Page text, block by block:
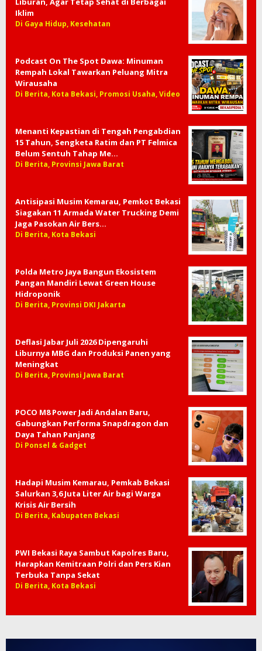
Iklim
Di Gaya Hidup, Kesehatan
Podcast On The Spot Dawa: Minuman
Rempah Lokal Tawarkan Peluang Mitra
Wirausaha
Di Berita, Kota Bekasi, Promosi Usaha, Video
Menanti Kepastian di Tengah Pengabdian
15 Tahun, Sengketa Ratim dan PT Felmica
Belum Sentuh Tahap Me…
Di Berita, Provinsi Jawa Barat
Antisipasi Musim Kemarau, Pemkot Bekasi
Siagakan 11 Armada Water Trucking Demi
Jaga Pasokan Air Bers…
Di Berita, Kota Bekasi
Polda Metro Jaya Bangun Ekosistem
Pangan Mandiri Lewat Green House
Hidroponik
Di Berita, Provinsi DKI Jakarta
Deflasi Jabar Juli 2026 Dipengaruhi
Liburnya MBG dan Produksi Panen yang
Meningkat
Di Berita, Provinsi Jawa Barat
POCO M8 Power Jadi Andalan Baru,
Gabungkan Performa Snapdragon dan
Daya Tahan Panjang
Di Ponsel & Gadget
Hadapi Musim Kemarau, Pemkab Bekasi
Salurkan 3,6 Juta Liter Air bagi Warga
Krisis Air Bersih
Di Berita, Kabupaten Bekasi
PWI Bekasi Raya Sambut Kapolres Baru,
Harapkan Kemitraan Polri dan Pers Kian
Terbuka Tanpa Sekat
Di Berita, Kota Bekasi